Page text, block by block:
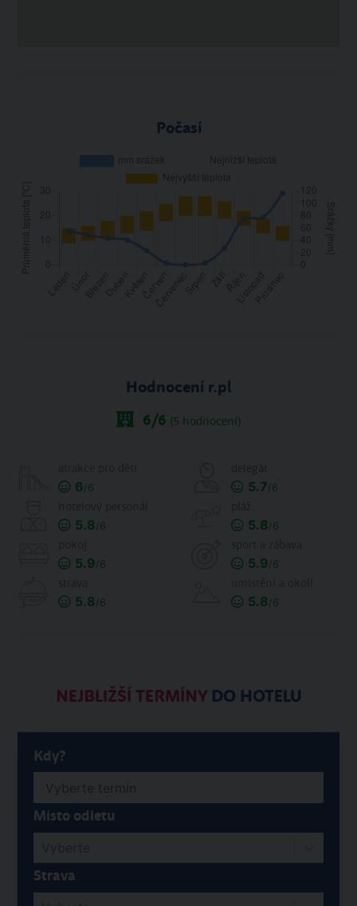
Počasí
Hodnocení r.pl
6/6 (5 hodnocení)
6/6 5.7/6
5.8/6 5.8/6
5.9/6 5.9/6
5.8/6 5.8/6
NEJBLIŽŠÍ TERMÍNYDO HOTELU
Kdy?
Místo odletu
Strava